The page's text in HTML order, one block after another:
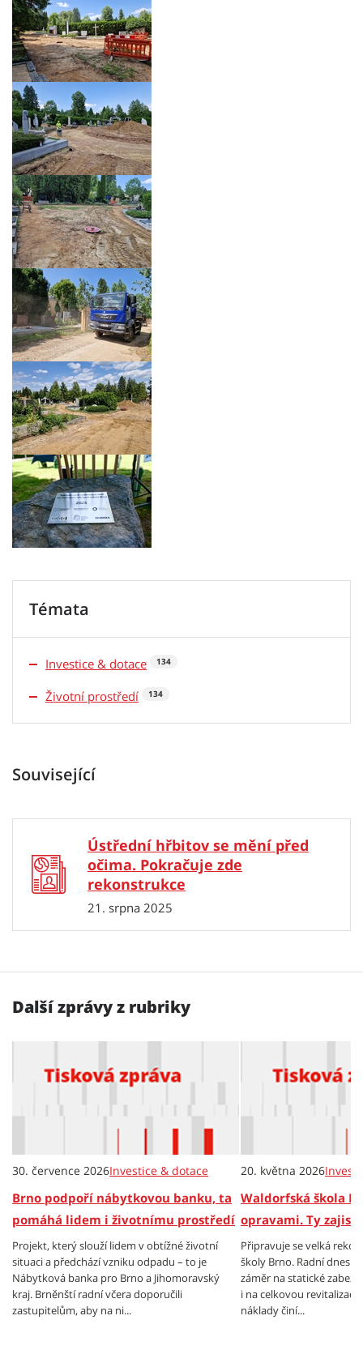
Témata
Investice & dotace 134
Životní prostředí 134
Související
Ústřední hřbitov se mění před
očima. Pokračuje zde
rekonstrukce
21. srpna 2025
Další zprávy z rubriky
30. července 2026Investice & dotace
Brno podpoří nábytkovou banku, ta
pomáhá lidem i životnímu prostředí
Projekt, který slouží lidem v obtížné životní
situaci a předchází vzniku odpadu – to je
Nábytková banka pro Brno a Jihomoravský
kraj. Brněnští radní včera doporučili
zastupitelům, aby na ni...
20. května 2026
Waldorfská škola
opravami. Ty
Připravuje se velká
školy Brno. Radní dnes
záměr na statické
i na celkovou revitalizaci
náklady činí...